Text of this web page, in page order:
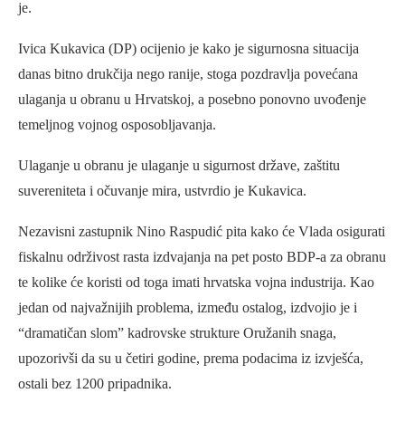
je.
Ivica Kukavica (DP) ocijenio je kako je sigurnosna situacija
danas bitno drukčija nego ranije, stoga pozdravlja povećana
ulaganja u obranu u Hrvatskoj, a posebno ponovno uvođenje
temeljnog vojnog osposobljavanja.
Ulaganje u obranu je ulaganje u sigurnost države, zaštitu
suvereniteta i očuvanje mira, ustvrdio je Kukavica.
Nezavisni zastupnik Nino Raspudić pita kako će Vlada osigurati
fiskalnu održivost rasta izdvajanja na pet posto BDP-a za obranu
te kolike će koristi od toga imati hrvatska vojna industrija. Kao
jedan od najvažnijih problema, između ostalog, izdvojio je i
“dramatičan slom” kadrovske strukture Oružanih snaga,
upozorivši da su u četiri godine, prema podacima iz izvješća,
ostali bez 1200 pripadnika.